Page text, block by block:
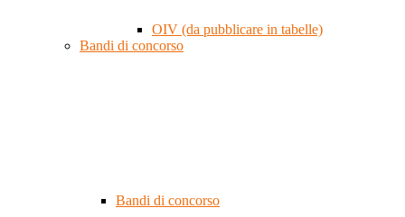
OIV (da pubblicare in tabelle)
Bandi di concorso
Bandi di concorso